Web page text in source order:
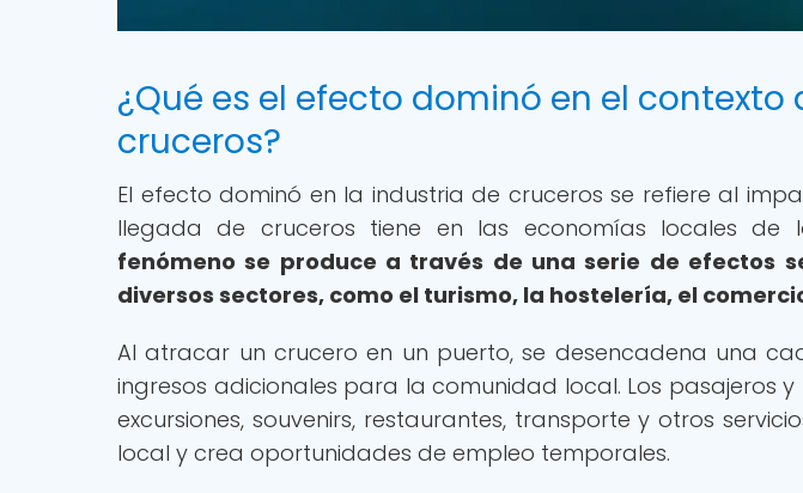
¿Qué es el efecto dominó en el
cruceros?
El efecto dominó en la industria de cruceros se refiere al
llegada de cruceros tiene en las economías locales de
fenómeno se produce a través de una serie de efectos
diversos sectores, como el turismo, la hostelería, el
Al atracar un crucero en un puerto, se desencadena una
ingresos adicionales para la comunidad local. Los pasajeros
excursiones, souvenirs, restaurantes, transporte y otros
local y crea oportunidades de empleo temporales.